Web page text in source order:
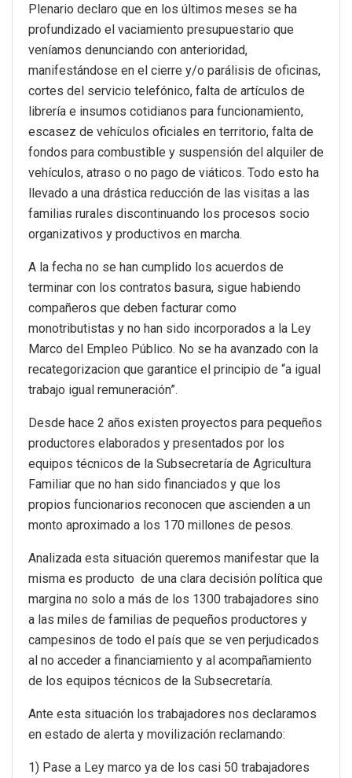
Plenario declaro que en los últimos meses se ha
profundizado el vaciamiento presupuestario que
veníamos denunciando con anterioridad,
manifestándose en el cierre y/o parálisis de oficinas,
cortes del servicio telefónico, falta de artículos de
librería e insumos cotidianos para funcionamiento,
escasez de vehículos oficiales en territorio, falta de
fondos para combustible y suspensión del alquiler de
vehículos, atraso o no pago de viáticos. Todo esto ha
llevado a una drástica reducción de las visitas a las
familias rurales discontinuando los procesos socio
organizativos y productivos en marcha.
A la fecha no se han cumplido los acuerdos de
terminar con los contratos basura, sigue habiendo
compañeros que deben facturar como
monotributistas y no han sido incorporados a la Ley
Marco del Empleo Público. No se ha avanzado con la
recategorizacion que garantice el principio de “a igual
trabajo igual remuneración”.
Desde hace 2 años existen proyectos para pequeños
productores elaborados y presentados por los
equipos técnicos de la Subsecretaría de Agricultura
Familiar que no han sido financiados y que los
propios funcionarios reconocen que ascienden a un
monto aproximado a los 170 millones de pesos.
Analizada esta situación queremos manifestar que la
misma es producto de una clara decisión política que
margina no solo a más de los 1300 trabajadores sino
a las miles de familias de pequeños productores y
campesinos de todo el país que se ven perjudicados
al no acceder a financiamiento y al acompañamiento
de los equipos técnicos de la Subsecretaría.
Ante esta situación los trabajadores nos declaramos
en estado de alerta y movilización reclamando:
1) Pase a Ley marco ya de los casi 50 trabajadores